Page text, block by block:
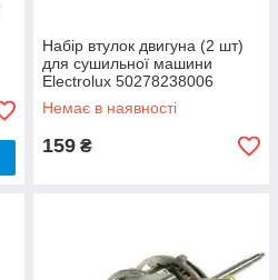
Набір втулок двигуна (2 шт)
для сушильної машини
Electrolux 50278238006
Немає в наявності
159 ₴